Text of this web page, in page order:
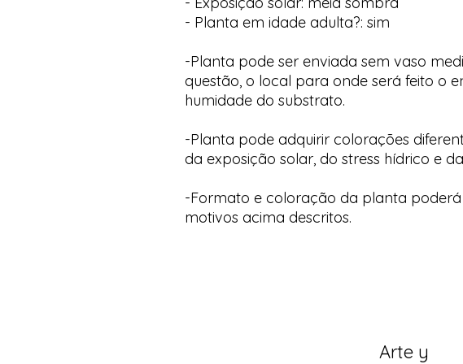
- Planta em idade adulta?: sim
-Planta pode ser enviada sem vaso
questão, o local para onde será feito o
humidade do substrato.
-Planta pode adquirir colorações
da exposição solar, do stress hídrico e
-Formato e coloração da planta poderá
motivos acima descritos.
Arte y